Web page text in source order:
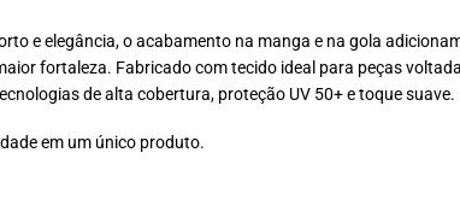
e elegância, o acabamento na manga e na gola
fortaleza. Fabricado com tecido ideal para peças
de alta cobertura, proteção UV 50+ e toque suave.
em um único produto.